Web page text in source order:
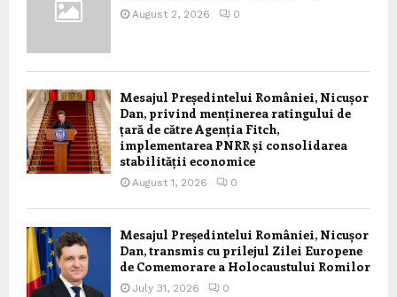
August 2, 2026 0
Mesajul Președintelui României, Nicușor
Dan, privind menținerea ratingului de
țară de către Agenția Fitch,
implementarea PNRR și consolidarea
stabilității economice
August 1, 2026 0
Mesajul Președintelui României, Nicușor
Dan, transmis cu prilejul Zilei Europene
de Comemorare a Holocaustului Romilor
July 31, 2026 0